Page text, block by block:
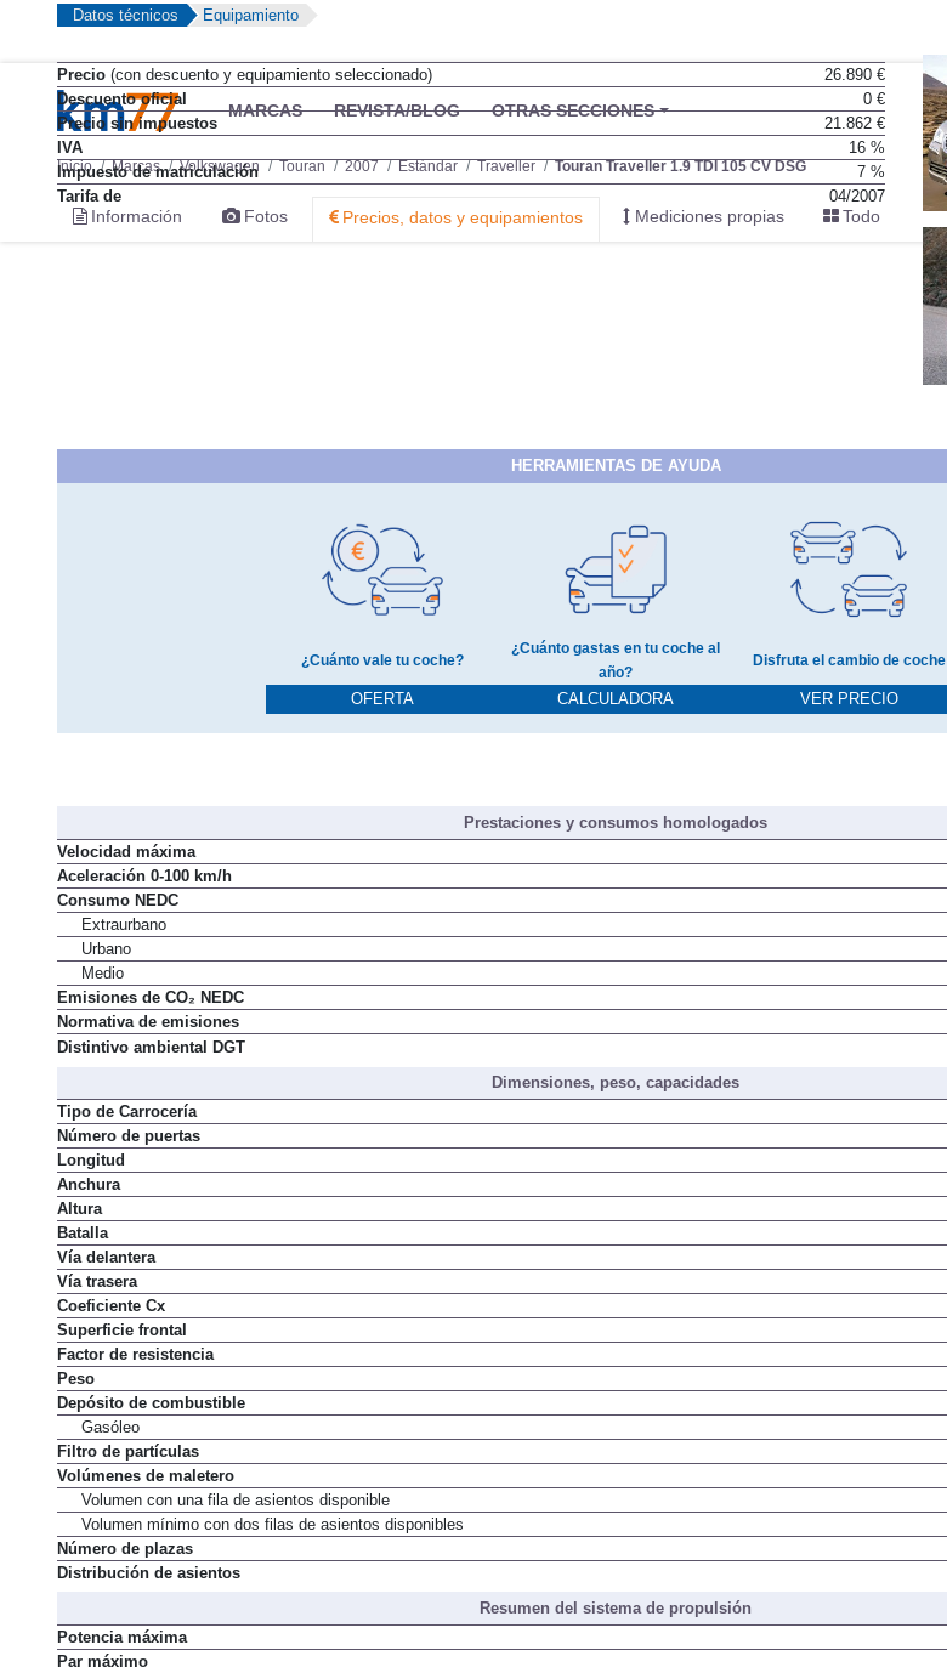
MARCAS REVISTA/BLOG OTRAS SECCIONES
Inicio Marcas Volkswagen Touran 2007 Estándar Traveller Touran Traveller 1.9 TDI 105 CV DSG
Información Fotos Precios, datos y equipamientos Mediciones propias Todo
Datos técnicos Equipamiento
Precio (con descuento y equipamiento seleccionado)
26.890 €
Descuento oficial
0 €
Precio sin impuestos
21.862 €
IVA
16 %
Impuesto de matriculación
7 %
Tarifa de
04/2007
HERRAMIENTAS DE AYUDA
¿Cuánto vale tu coche?
OFERTA
¿Cuánto gastas en tu coche al
año?
CALCULADORA
Disfruta el cambio de coche
VER PRECIO
Prestaciones y consumos homologados
Velocidad máxima
Aceleración 0-100 km/h
Consumo NEDC
Extraurbano
Urbano
Medio
Emisiones de CO₂ NEDC
Normativa de emisiones
Distintivo ambiental DGT
Dimensiones, peso, capacidades
Tipo de Carrocería
Número de puertas
Longitud
Anchura
Altura
Batalla
Vía delantera
Vía trasera
Coeficiente Cx
Superficie frontal
Factor de resistencia
Peso
Depósito de combustible
Gasóleo
Filtro de partículas
Volúmenes de maletero
Volumen con una fila de asientos disponible
Volumen mínimo con dos filas de asientos disponibles
Número de plazas
Distribución de asientos
Resumen del sistema de propulsión
Potencia máxima
Par máximo